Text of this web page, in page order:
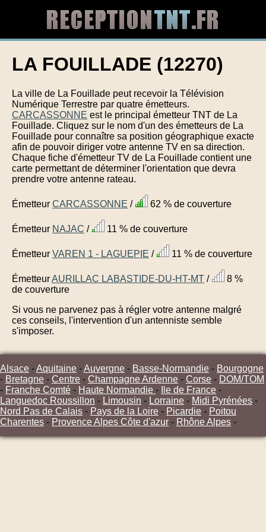
LA FOUILLADE (12270)
La ville de La Fouillade peut recevoir la Télévision
Numérique Terrestre par quatre émetteurs.
CARCASSONNE est le principal émetteur TNT de La
Fouillade. Cliquez sur le nom d'un des émetteurs de La
Fouillade pour connaître sa position géographique exacte
afin de pouvoir diriger votre antenne TV en sa direction.
Chaque fiche d'émetteur TV de La Fouillade contient une
carte permettant de déterminer l'orientation que devra
prendre votre antenne rateau.
Émetteur CARCASSONNE / 62 % de couverture
Émetteur NAJAC / 11 % de couverture
Émetteur VAREN 1 - LAGUEPIE / 11 % de couverture
ÉmetteurAURILLAC LABASTIDE-DU-HT-MT /
8 %
de couverture
Si vous ne parvenez pas à régler votre antenne malgré
ces conseils, l'intervention d'un antenniste semble
s'imposer.
Alsace -Aquitaine -Auvergne - Basse-Normandie - Bourgogne
- Bretagne - Centre - Champagne Ardenne - Corse - DOM/TOM
- Franche Comté - Haute Normandie - Ile de France -
Languedoc Roussillon - Limousin - Lorraine - Midi Pyrénées -
Nord Pas de Calais - Pays de la Loire - Picardie - Poitou
Charentes - Provence Alpes Côte d'azur - Rhône Alpes -